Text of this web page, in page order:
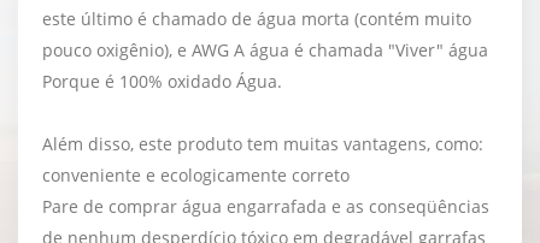
este último é chamado de água morta (contém muito
pouco oxigênio), e AWG A água é chamada "Viver" água
Porque é 100% oxidado Água.
Além disso, este produto tem muitas vantagens, como:
conveniente e ecologicamente correto
Pare de comprar água engarrafada e as conseqüências
de nenhum desperdício tóxico em degradável garrafas